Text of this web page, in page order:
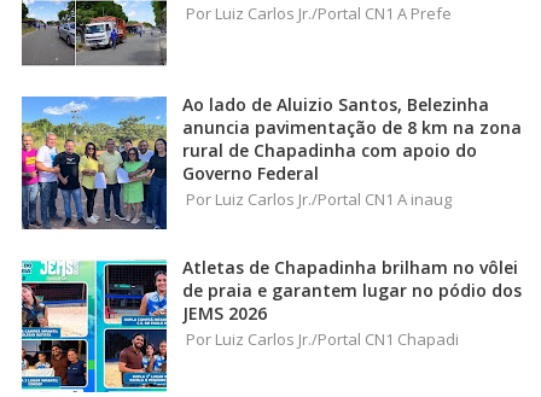
Por Luiz Carlos Jr./Portal CN1 A Prefe
Ao lado de Aluizio Santos, Belezinha
anuncia pavimentação de 8 km na zona
rural de Chapadinha com apoio do
Governo Federal
Por Luiz Carlos Jr./Portal CN1 A inaug
Atletas de Chapadinha brilham no vôlei
de praia e garantem lugar no pódio dos
JEMS 2026
Por Luiz Carlos Jr./Portal CN1 Chapadi